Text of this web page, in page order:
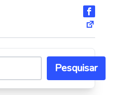
Pesquisar